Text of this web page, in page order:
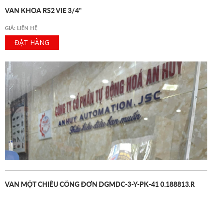
VAN KHÓA RS2 VIE 3/4"
GIÁ: LIÊN HỆ
ĐẶT HÀNG
VAN MỘT CHIỀU CỔNG ĐƠN DGMDC-3-Y-PK-41 0.188813.R